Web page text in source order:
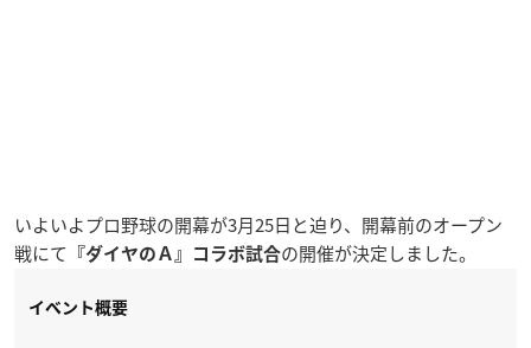
いよいよプロ野球の開幕が3月25日と迫り、開幕前のオープン
戦にて 『ダイヤのＡ』コラボ試合の開催が決定しました。
イベント概要